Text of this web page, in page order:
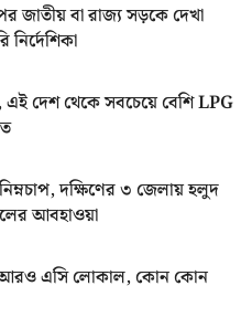
জাতীয় বা রাজ্য সড়কে দেখা
এই দেশ থেকে সবচেয়ে বেশি LPG
দক্ষিণের ৩ জেলায় হলুদ
আবহাওয়া
আরও এসি লোকাল, কোন কোন